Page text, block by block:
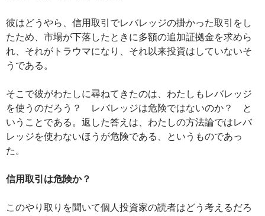
彼はどうやら、信用取引でレバレッジの掛かった取引をし
たため、市場が下落したときに多額の追加証拠金を求めら
れ、それがトラウマになり、それ以来投資はしていないそ
うである。
そこで彼がわたしに尋ねてきたのは、わたしもレバレッジ
を使うのだろう？ レバレッジは危険ではないのか？ と
いうことである。返した答えは、わたしの方法論ではレバ
レッジを使わないほうが危険である、というものであっ
た。
信用取引は危険か？
このやり取りを聞いて個人投資家の読者はどう考えるだろ